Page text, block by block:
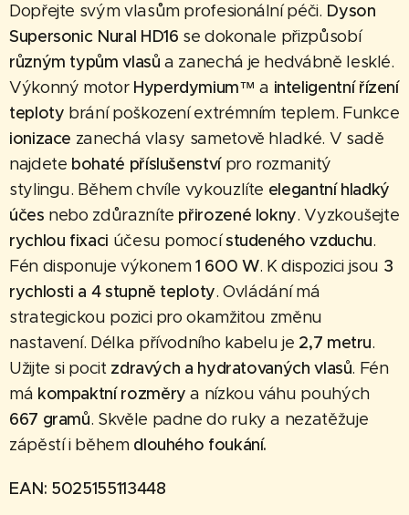
Dopřejte svým vlasům profesionální péči. Dyson
Supersonic Nural HD16 se dokonale přizpůsobí
různým typům vlasů a zanechá je hedvábně lesklé.
Výkonný motor Hyperdymium™a inteligentní řízení
teploty brání poškození extrémním teplem. Funkce
ionizace zanechá vlasy sametově hladké. V sadě
najdete bohaté příslušenstvípro rozmanitý
stylingu. Během chvíle vykouzlíte elegantní hladký
účes nebo zdůrazníte přirozené lokny. Vyzkoušejte
rychlou fixaci účesu pomocístudeného vzduchu.
Fén disponuje výkonem1 600 W. K dispozici jsou 3
rychlosti a 4 stupně teploty. Ovládání má
strategickou pozici pro okamžitou změnu
nastavení. Délka přívodního kabelu je 2,7 metru.
Užijte si pocit zdravých a hydratovaných vlasů. Fén
má kompaktní rozměry a nízkou váhu pouhých
667 gramů. Skvěle padne do ruky a nezatěžuje
zápěstí i během dlouhého foukání.
EAN: 5025155113448